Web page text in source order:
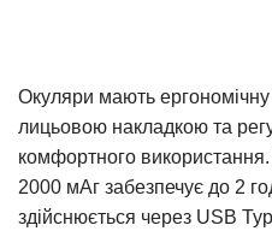
Окуляри мають ергономічну
лицьовою накладкою та
комфортного
2000 мАг забезпечує до 2
здійснюється через USB